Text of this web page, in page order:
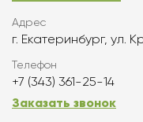
Адрес
г. Екатеринбург, ул.
Телефон
+7 (343) 361-25-14
Заказать звонок